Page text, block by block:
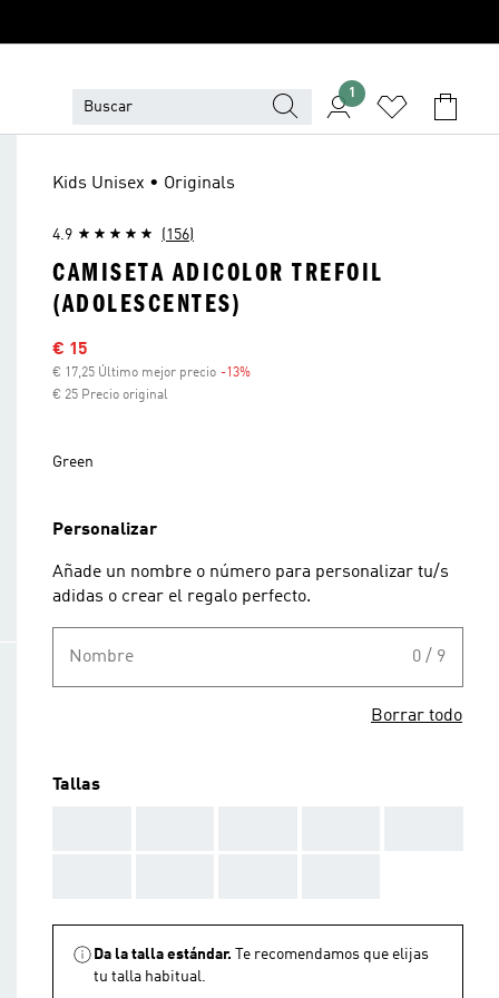
1
Kids Unisex • Originals
4.9 (156)
CAMISETA ADICOLOR TREFOIL
(ADOLESCENTES)
Precio rebajado
€ 15
€ 17,25 Último mejor precio -13%
€ 25 Precio original
Green
Personalizar
Añade un nombre o número para personalizar tu/s
adidas o crear el regalo perfecto.
Nombre 0 / 9
Borrar todo
Tallas
Da la talla estándar.
Te recomendamos que elijas
tu talla habitual.